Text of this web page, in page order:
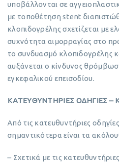
υποβάλλονται σε
με τοποθέτηση stent
κλοπιδογρέλης σχετίζεται με
συχνότητα αιμορραγίας στο
το συνδυασμό κλοπιδογρέλης
αυξάνεται ο κίνδυνος
εγκεφαλικού επεισοδίου.
ΚΑΤΕΥΘΥΝΤΗΡΙΕΣ ΟΔΗΓΙΕΣ –
Από τις κατευθυντήριες
σημαντικότερα είναι τα
– Σχετικά με τις